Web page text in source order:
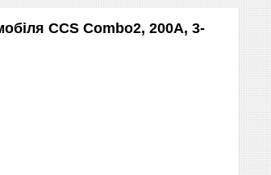
CCS Combo2, 200A, 3-